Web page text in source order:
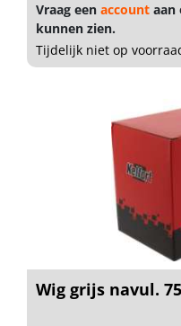
Vraag een account aan
kunnen zien.
Tijdelijk niet op
Wig grijs navul.